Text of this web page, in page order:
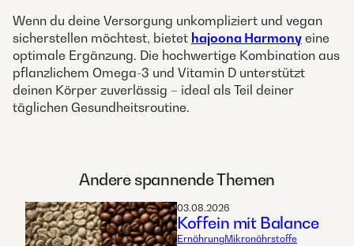
Wenn du deine Versorgung unkompliziert und vegan
sicherstellen möchtest, bietet hajoona Harmony eine
optimale Ergänzung. Die hochwertige Kombination aus
pflanzlichem Omega-3 und Vitamin D unterstützt
deinen Körper zuverlässig – ideal als Teil deiner
täglichen Gesundheitsroutine.
Andere spannende Themen
03.08.2026
Koffein mit Balance
ErnährungMikronährstoffe